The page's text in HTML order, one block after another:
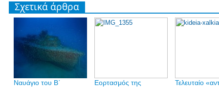
Σχετικά άρθρα
Ναυάγιο του Β΄
Εορτασμός της
Τελευταίο